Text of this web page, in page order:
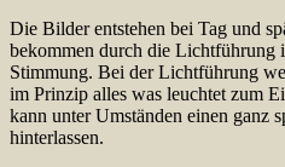
Die Bilder entstehen bei Tag und
bekommen durch die Lichtführung
Stimmung. Bei der Lichtführung
im Prinzip alles was leuchtet zum
kann unter Umständen einen ganz
hinterlassen.